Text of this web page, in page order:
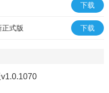
下载
式版 下载